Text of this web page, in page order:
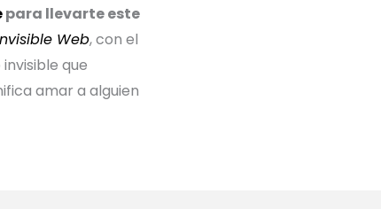
para llevarte este
Web, con el
que
amar a alguien